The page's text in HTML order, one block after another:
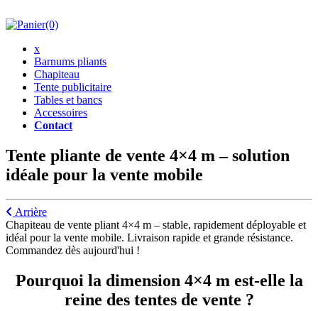
(0)
x
Barnums pliants
Chapiteau
Tente publicitaire
Tables et bancs
Accessoires
Contact
Tente pliante de vente 4×4 m – solution
idéale pour la vente mobile
Arrière
Chapiteau de vente pliant 4×4 m – stable, rapidement déployable et
idéal pour la vente mobile. Livraison rapide et grande résistance.
Commandez dès aujourd'hui !
Pourquoi la dimension 4×4 m est-elle la
reine des tentes de vente ?